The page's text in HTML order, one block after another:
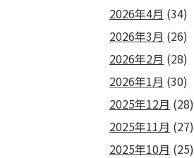
2026年4月 (34)
2026年3月 (26)
2026年2月 (28)
2026年1月 (30)
2025年12月 (28)
2025年11月 (27)
2025年10月 (25)